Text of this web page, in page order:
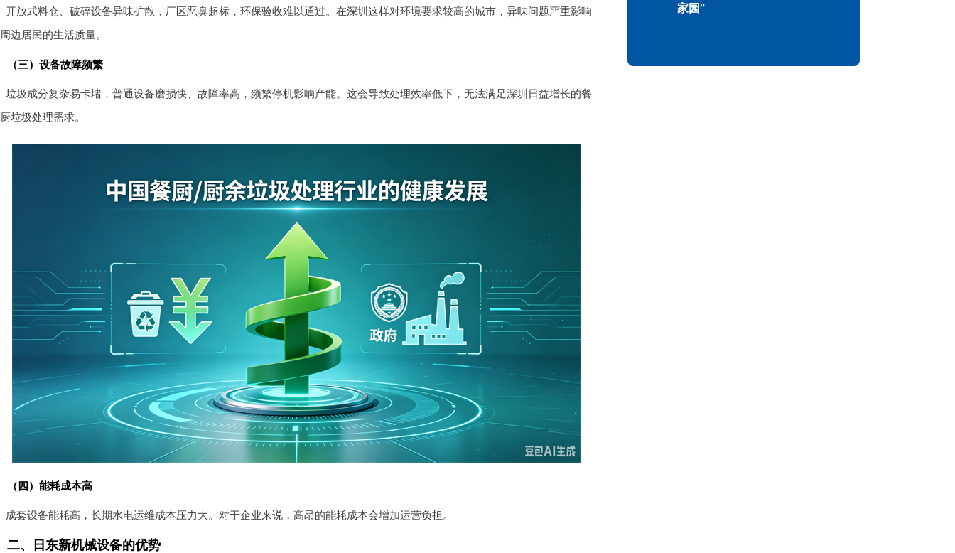
开放式料仓、破碎设备异味扩散，厂区恶臭超标，环保验收难以通过。在深圳这样对环境要求较高的城市，异味问题严重影响
周边居民的生活质量。
（三）设备故障频繁
垃圾成分复杂易卡堵，普通设备磨损快、故障率高，频繁停机影响产能。这会导致处理效率低下，无法满足深圳日益增长的餐
厨垃圾处理需求。
（四）能耗成本高
成套设备能耗高，长期水电运维成本压力大。对于企业来说，高昂的能耗成本会增加运营负担。
二、日东新机械设备的优势
家园”